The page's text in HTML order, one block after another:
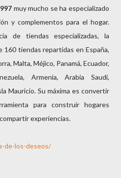
muy mucho se ha especializado
y complementos para el hogar.
de tiendas especializadas, la
160 tiendas repartidas en España,
Malta, Méjico, Panamá, Ecuador,
Armenia, Arabia Saudí,
Mauricio. Su máxima es convertir
para construir hogares
experiencias.
de-los-deseos/